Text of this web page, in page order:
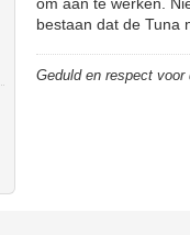
bestaan dat de Tuna
Geduld en respect